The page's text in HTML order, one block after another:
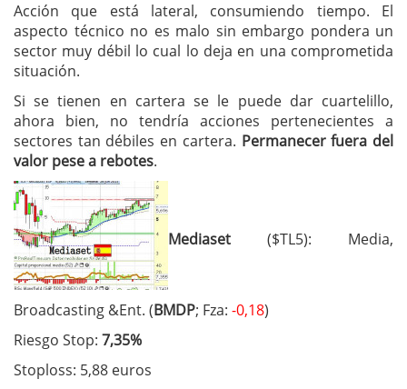
Acción que está lateral, consumiendo tiempo. El
aspecto técnico no es malo sin embargo pondera un
sector muy débil lo cual lo deja en una comprometida
situación.
Si se tienen en cartera se le puede dar cuartelillo,
ahora bien, no tendría acciones pertenecientes a
sectores tan débiles en cartera. Permanecer fuera del
valor pese a rebotes.
Mediaset ($TL5): Media,
Broadcasting &Ent. (BMDP; Fza: -0,18)
Riesgo Stop: 7,35%
Stoploss: 5,88 euros